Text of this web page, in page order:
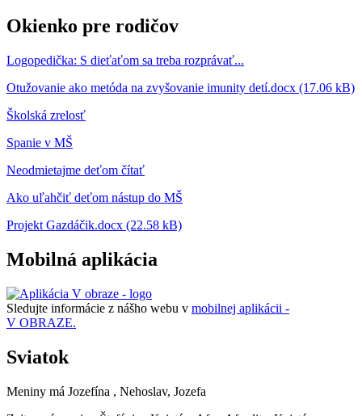
Okienko pre rodičov
Logopedička: S dieťaťom sa treba rozprávať...
Otužovanie ako metóda na zvyšovanie imunity detí.docx (17.06 kB)
Školská zrelosť
Spanie v MŠ
Neodmietajme deťom čítať
Ako uľahčiť deťom nástup do MŠ
Projekt Gazdáčik.docx (22.58 kB)
Mobilná aplikácia
Sledujte informácie z nášho webu v mobilnej aplikácii -
V OBRAZE.
Sviatok
Meniny má Jozefína , Nehoslav, Jozefa